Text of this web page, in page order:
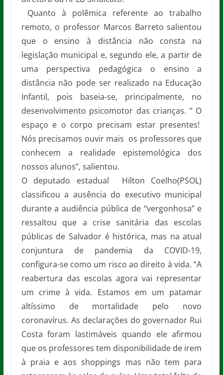
Quanto à polêmica referente ao trabalho
remoto, o professor Marcos Barreto salientou
que o ensino à distância não consta na
legislação municipal e, segundo ele, a partir de
uma perspectiva pedagógica o ensino a
distância não pode ser realizado na Educação
Infantil, pois baseia-se, principalmente, no
desenvolvimento psicomotor das crianças. ” O
espaço e o corpo precisam estar presentes!
Nós precisamos ouvir mais os professores que
conhecem a realidade epistemológica dos
nossos alunos”, salientou.
O deputado estadual Hilton Coelho(PSOL)
classificou a ausência do executivo municipal
durante a audiência pública de “vergonhosa” e
ressaltou que a crise sanitária das escolas
públicas de Salvador é histórica, mas na atual
conjuntura de pandemia da COVID-19,
configura-se como um risco ao direito à vida. “A
reabertura das escolas agora vai representar
um crime à vida. Estamos em um patamar
altíssimo de mortalidade pelo novo
coronavírus. As declarações do governador Rui
Costa foram lastimáveis quando ele afirmou
que os professores tem disponibilidade de irem
à praia e aos shoppings mas não tem para